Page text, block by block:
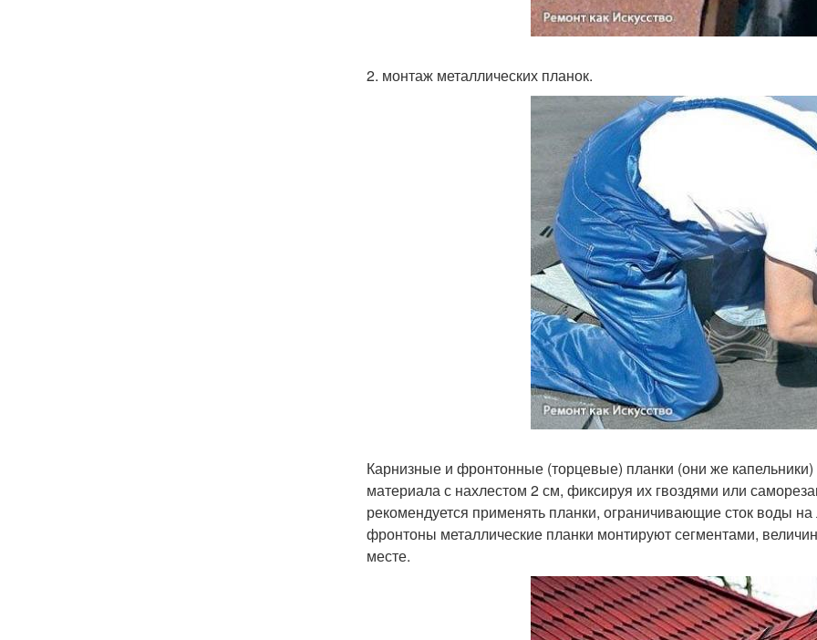
2. монтаж металлических планок.
Карнизные и фронтонные (торцевые) планки (они же
материала с нахлестом 2 см, фиксируя их гвоздями или
рекомендуется применять планки, ограничивающие сток воды
фронтоны металлические планки монтируют сегментами,
месте.